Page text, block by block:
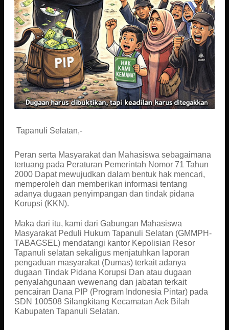
Tapanuli Selatan,-
Peran serta Masyarakat dan Mahasiswa sebagaimana
tertuang pada Peraturan Pemerintah Nomor 71 Tahun
2000 Dapat mewujudkan dalam bentuk hak mencari,
memperoleh dan memberikan informasi tentang
adanya dugaan penyimpangan dan tindak pidana
Korupsi (KKN).
Maka dari itu, kami dari Gabungan Mahasiswa
Masyarakat Peduli Hukum Tapanuli Selatan (GMMPH-
TABAGSEL) mendatangi kantor Kepolisian Resor
Tapanuli selatan sekaligus menjatuhkan laporan
pengaduan masyarakat (Dumas) terkait adanya
dugaan Tindak Pidana Korupsi Dan atau dugaan
penyalahgunaan wewenang dan jabatan terkait
pencairan Dana PIP (Program Indonesia Pintar) pada
SDN 100508 Silangkitang Kecamatan Aek Bilah
Kabupaten Tapanuli Selatan.